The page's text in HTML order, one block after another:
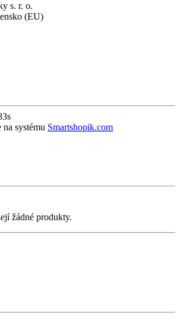
s. r. o.
(EU)
systému Smartshopik.com
žádné produkty.